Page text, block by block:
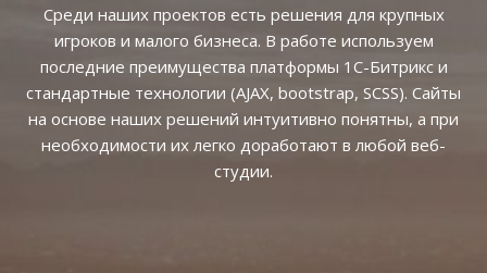
Среди наших проектов есть решения для крупных
игроков и малого бизнеса. В работе используем
последние преимущества платформы 1С-Битрикс и
стандартные технологии (AJAX, bootstrap, SCSS). Сайты
на основе наших решений интуитивно понятны, а при
необходимости их легко доработают в любой веб-
студии.